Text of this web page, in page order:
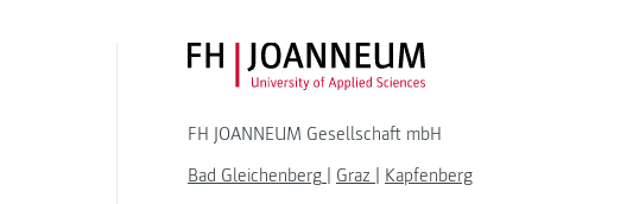
FH JOANNEUM Logo
FH JOANNEUM Gesellschaft mbH
Bad Gleichenberg
Graz
Kapfenberg